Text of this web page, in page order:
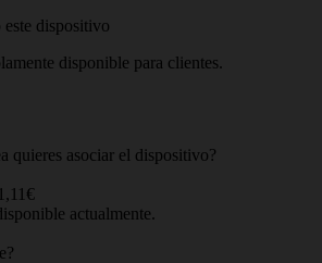
dispositivo
disponible para clientes.
quieres asociar el dispositivo?
actualmente.